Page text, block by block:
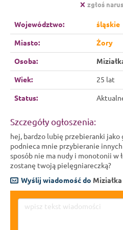
zgłoś
Województwo: śląskie
Miasto: Żory
Osoba:
Wiek: 25 lat
Status:
Szczegóły ogłoszenia:
hej, bardzo lubię przebieranki jako
podnieca mnie przybieranie
sposób nie ma nudy i monotonii w
zostanę twoją pielęgniareczką?
Wyślij wiadomość do Miziałka